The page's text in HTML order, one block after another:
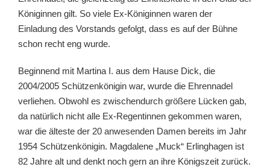
Königinnen gilt. So viele Ex-Königinnen waren der
Einladung des Vorstands gefolgt, dass es auf der Bühne
schon recht eng wurde.
Beginnend mit Martina I. aus dem Hause Dick, die
2004/2005 Schützenkönigin war, wurde die Ehrennadel
verliehen. Obwohl es zwischendurch größere Lücken gab,
da natürlich nicht alle Ex-Regentinnen gekommen waren,
war die älteste der 20 anwesenden Damen bereits im Jahr
1954 Schützenkönigin. Magdalene „Muck“ Erlinghagen ist
82 Jahre alt und denkt noch gern an ihre Königszeit zurück.